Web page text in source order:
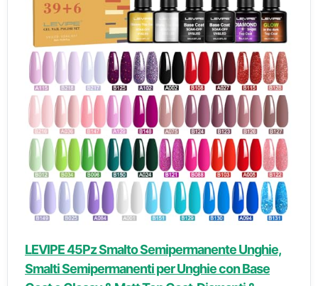
LEVIPE 45Pz Smalto Semipermanente Unghie,
Smalti Semipermanenti per Unghie con Base